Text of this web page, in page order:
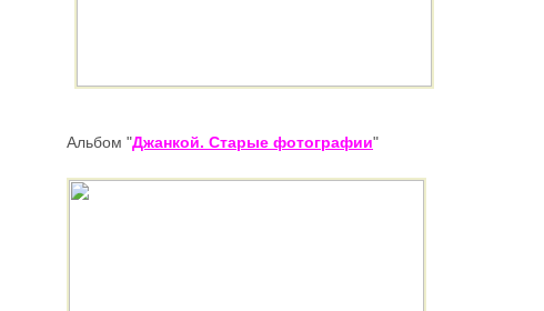
Альбом "Джанкой. Старые фотографии"